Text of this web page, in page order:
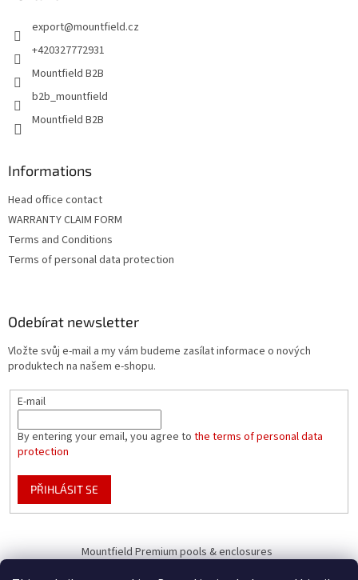
export@mountfield.cz
+420327772931
Mountfield B2B
b2b_mountfield
Mountfield B2B
Informations
Head office contact
WARRANTY CLAIM FORM
Terms and Conditions
Terms of personal data protection
Odebírat newsletter
Vložte svůj e-mail a my vám budeme zasílat informace o nových
produktech na našem e-shopu.
E-mail
By entering your email, you agree to the terms of personal data
protection
PŘIHLÁSIT SE
Mountfield Premium pools & enclosures